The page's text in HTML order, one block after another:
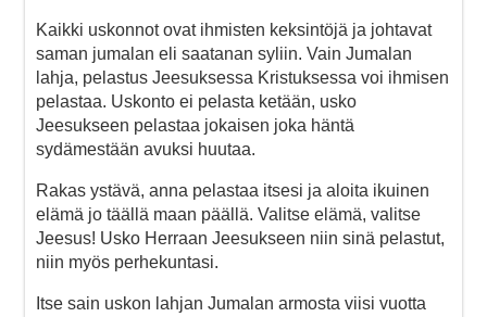
Kaikki uskonnot ovat ihmisten keksintöjä ja johtavat
saman jumalan eli saatanan syliin. Vain Jumalan
lahja, pelastus Jeesuksessa Kristuksessa voi ihmisen
pelastaa. Uskonto ei pelasta ketään, usko
Jeesukseen pelastaa jokaisen joka häntä
sydämestään avuksi huutaa.
Rakas ystävä, anna pelastaa itsesi ja aloita ikuinen
elämä jo täällä maan päällä. Valitse elämä, valitse
Jeesus! Usko Herraan Jeesukseen niin sinä pelastut,
niin myös perhekuntasi.
Itse sain uskon lahjan Jumalan armosta viisi vuotta